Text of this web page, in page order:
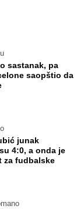
sastanak, pa
saopštio da
junak
4:0, a onda je
za fudbalske